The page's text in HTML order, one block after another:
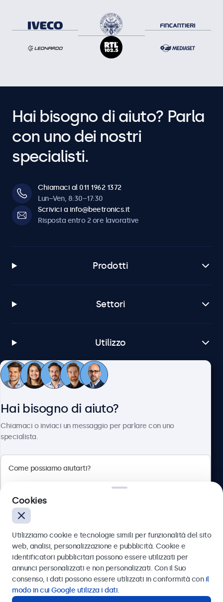
Hai bisogno di aiuto? Parla
con uno dei nostri
specialisti.
Chiamaci al 011 1962 1372
Lun–Ven, 8:30–17:30
Scrivici a info@beetronics.it
Risposta entro 2 ore lavorative
Prodotti
Settori
Utilizzo
Servizio Clienti
Italiano
Hai bisogno di aiuto?
Chiamaci o inviaci un messaggio per parlare con uno
specialista.
Inviare
Oppure chiamaci al
Cookies
Utilizziamo cookie e tecnologie simili per funzionalità del sito
web, analisi, personalizzazione e pubblicità. Cookie e
identificatori pubblicitari possono essere utilizzati per
annunci personalizzati e non personalizzati. Con il Suo
consenso, i dati possono essere utilizzati in conformità con il
modo in cui Google utilizza i dati.